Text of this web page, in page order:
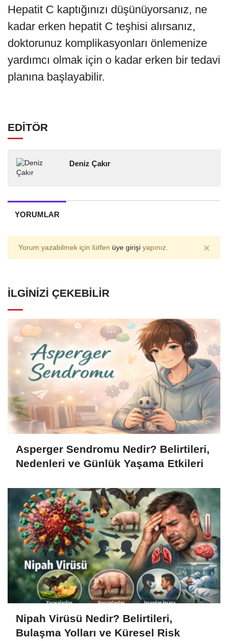
Hepatit C kaptığınızı düşünüyorsanız, ne
kadar erken hepatit C teşhisi alırsanız,
doktorunuz komplikasyonları önlemenize
yardımcı olmak için o kadar erken bir tedavi
planına başlayabilir.
EDİTÖR
Deniz Çakır
YORUMLAR
Yorum yazabilmek için lütfen üye girişi yapınız. ×
İLGINIZI ÇEKEBILIR
Asperger Sendromu Nedir? Belirtileri,
Nedenleri ve Günlük Yaşama Etkileri
Nipah Virüsü Nedir? Belirtileri,
Bulaşma Yolları ve Küresel Risk